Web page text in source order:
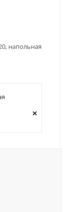
напольная